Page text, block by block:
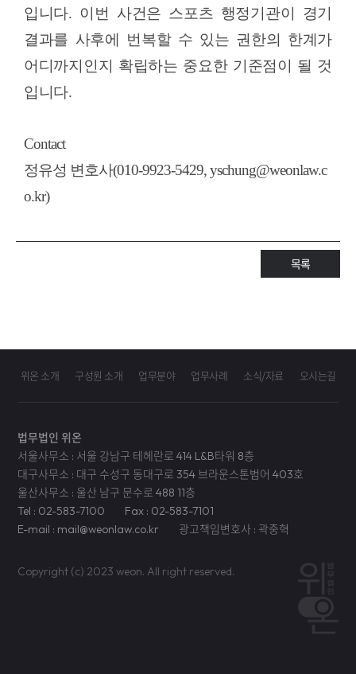
입니다. 이번 사건은 스포츠 행정기관이 경기
결과를 사후에 번복할 수 있는 권한의 한계가
어디까지인지 확립하는 중요한 기준점이 될 것
입니다.
Contact
정유성 변호사(010-9923-5429, yschung@weonlaw.c
o.kr)
목록
위온 소개 구성원 소개 업무분야 업무사례 소식/자료 오시는길
법무법인 위온
서울사무소 : 서울 강남구 테헤란로 414 L&B타워 8층
대구사무소 : 대구 수성구 동대구로 354 브라운스톤범어 403호
울산사무소 : 울산 남구 문수로 488 11층
Tel : 02-583-7100
Fax : 02-583-7101
E-mail : mail@weonlaw.co.kr
광고책임변호사 : 곽중혁
Copyright (c) 2023 weon. All right reserved.